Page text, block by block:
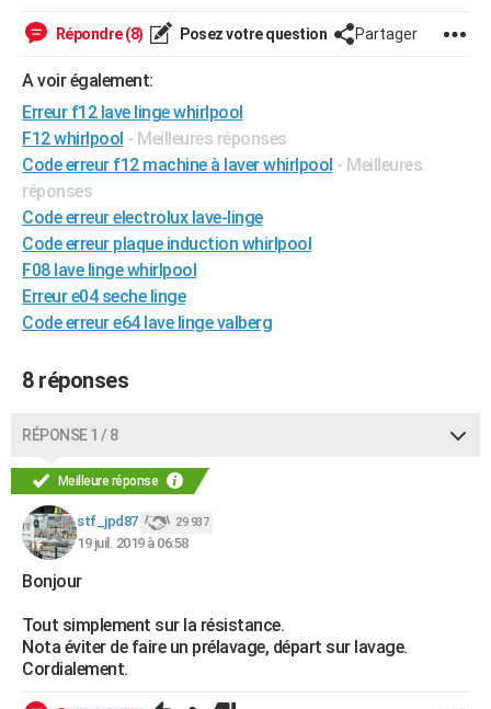
Répondre (8) Posez votre question Partager
A voir également:
Erreur f12 lave linge whirlpool
F12 whirlpool - Meilleures réponses
Code erreur f12 machine à laver whirlpool - Meilleures
réponses
Code erreur electrolux lave-linge
Code erreur plaque induction whirlpool
F08 lave linge whirlpool
Erreur e04 seche linge
Code erreur e64 lave linge valberg
8 réponses
RÉPONSE 1 / 8
Meilleure réponse
stf_jpd87 29 937
19 juil. 2019 à 06:58
Bonjour
Tout simplement sur la résistance.
Nota éviter de faire un prélavage, départ sur lavage.
Cordialement.